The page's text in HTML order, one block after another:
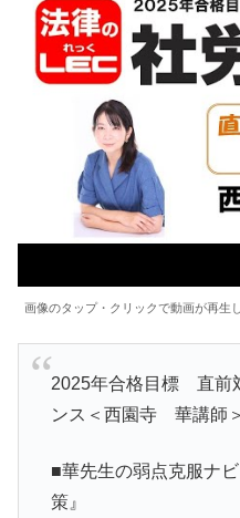
画像のタップ・クリックで動画が再生
2025年合格目標 直
ンス＜西園寺 華講師＞
■華先生の弱点克服ナ
策』